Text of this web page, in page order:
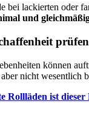
bei lackierten oder
und
prüfen
können
nicht wesentlich
Rollläden ist dieser